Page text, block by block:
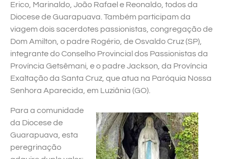
Erico, Marinaldo, João Rafael e Reonaldo, todos da
Diocese de Guarapuava. Também participam da
viagem dois sacerdotes passionistas, congregação de
Dom Amilton, o padre Rogério, de Osvaldo Cruz (SP),
integrante do Conselho Provincial dos Passionistas da
Província Getsêmani, e o padre Jackson, da Província
Exaltação da Santa Cruz, que atua na Paróquia Nossa
Senhora Aparecida, em Luziânia (GO).
Para a comunidade
da Diocese de
Guarapuava, esta
peregrinação